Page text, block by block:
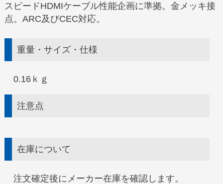
スピードHDMIケーブル性能企画に準拠。金メッキ接
点。ARC及びCEC対応。
重量・サイズ・仕様
0.16ｋｇ
注意点
在庫について
注文確定後にメーカー在庫を確認します。